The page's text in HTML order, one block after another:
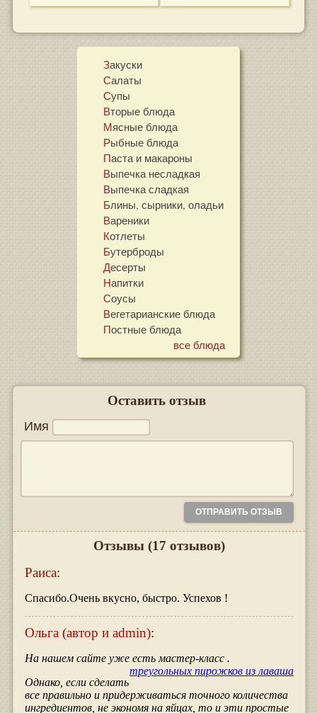
Закуски
Салаты
Супы
Вторые блюда
Мясные блюда
Рыбные блюда
Паста и макароны
Выпечка несладкая
Выпечка сладкая
Блины, сырники, оладьи
Вареники
Котлеты
Бутерброды
Десерты
Напитки
Соусы
Вегетарианские блюда
Постные блюда
все блюда
Оставить отзыв
Имя
Отзывы (17 отзывов)
Раиса:
Спасибо.Очень вкусно, быстро. Успехов !
Ольга (автор и admin):
На нашем сайте уже есть мастер-класс
треугольных пирожков из лаваша
.
Однако, если сделать
все правильно и придерживаться точного количества
ингредиентов, не экономя на яйцах, то и эти простые